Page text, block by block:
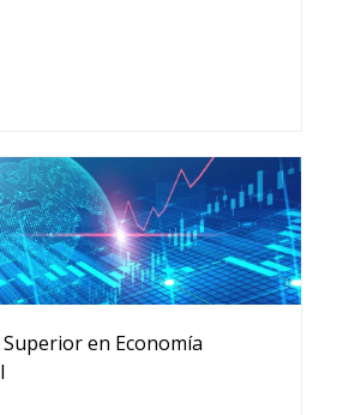
en Economía